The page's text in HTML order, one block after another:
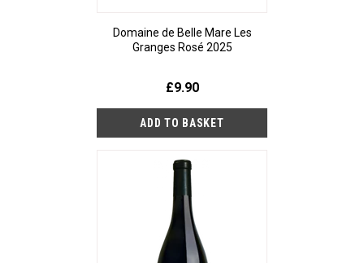
Domaine de Belle Mare Les
Granges Rosé 2025
£9.90